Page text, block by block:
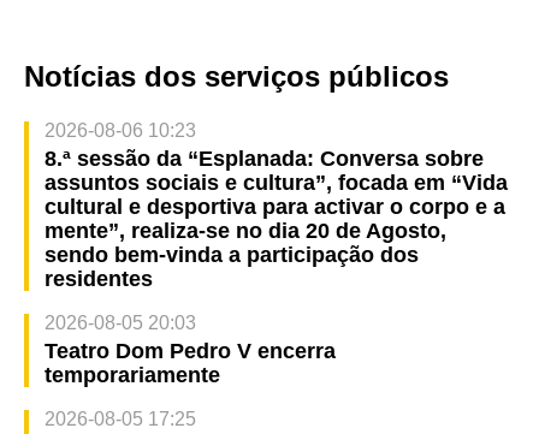
Notícias dos serviços públicos
2026-08-06 10:23
8.ª sessão da “Esplanada: Conversa sobre
assuntos sociais e cultura”, focada em “Vida
cultural e desportiva para activar o corpo e a
mente”, realiza-se no dia 20 de Agosto,
sendo bem-vinda a participação dos
residentes
2026-08-05 20:03
Teatro Dom Pedro V encerra
temporariamente
2026-08-05 17:25